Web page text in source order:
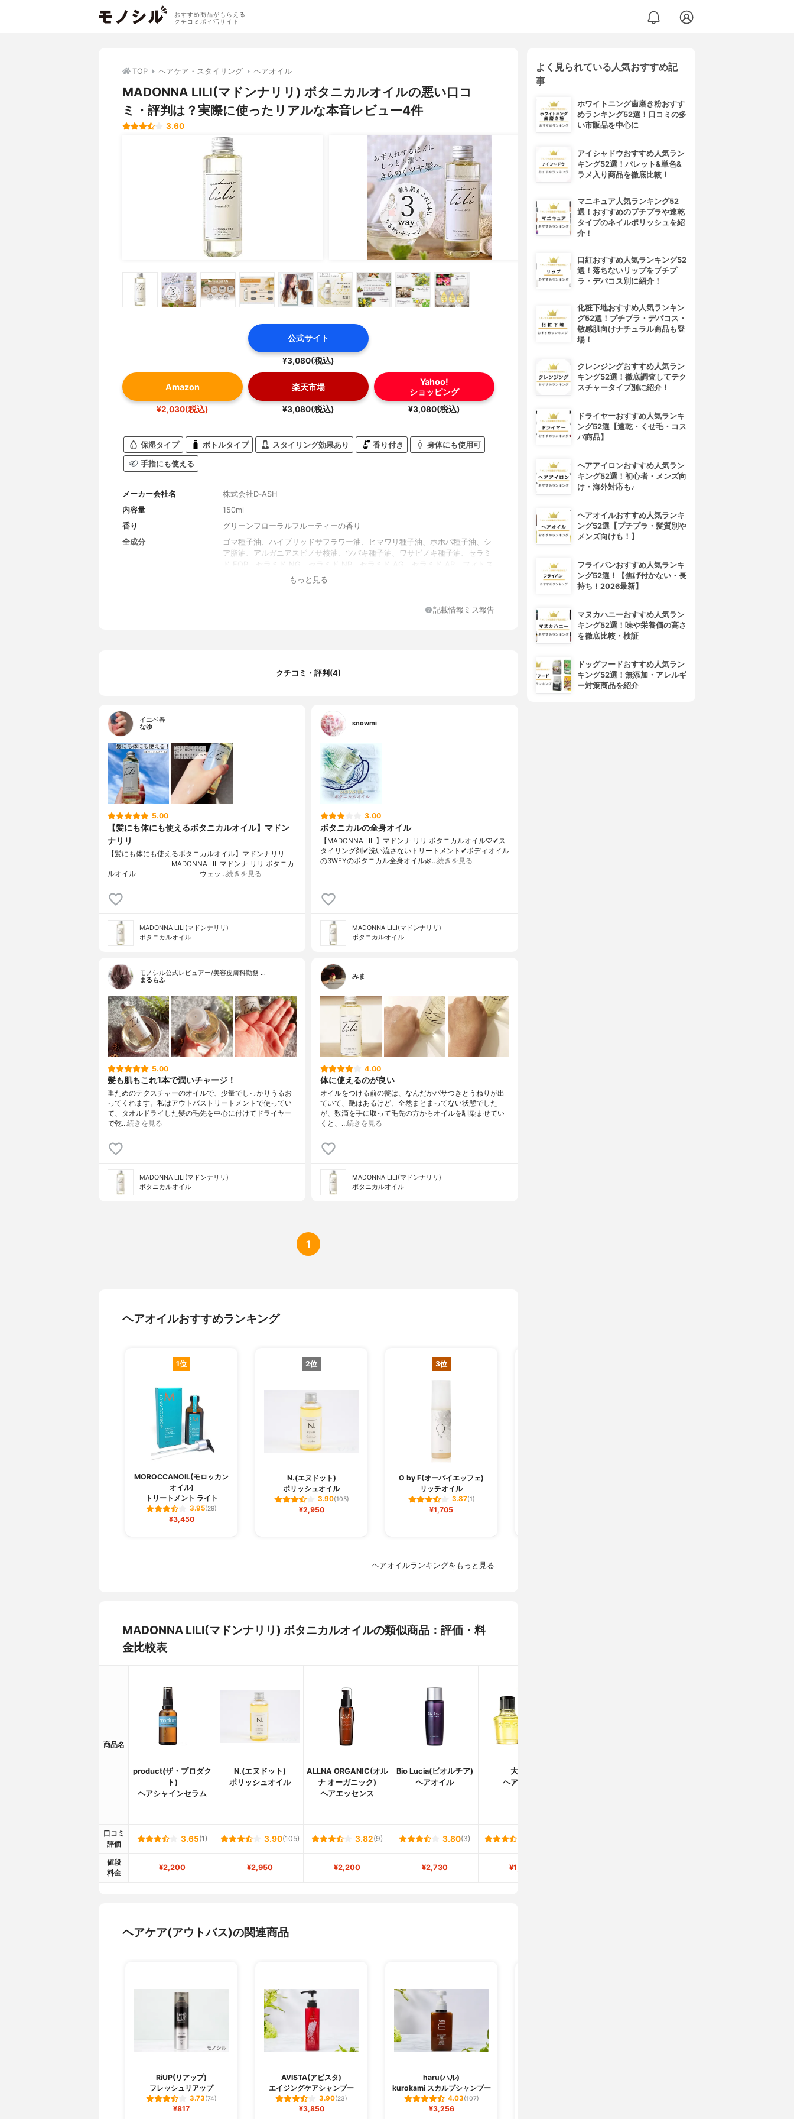
おすすめ商品がもらえる
クチコミポイ活サイト
TOP ヘアケア・スタイリング ヘアオイル
MADONNA LILI(マドンナリリ) ボタニカルオイルの悪い口コ
ミ・評判は？実際に使ったリアルな本音レビュー4件
3.60
公式サイト
¥3,080(税込)
Amazon
¥2,030(税込)
楽天市場
¥3,080(税込)
Yahoo!
ショッピング
¥3,080(税込)
保湿タイプ ボトルタイプ スタイリング効果あり 香り付き 身体にも使用可
手指にも使える
メーカー会社名
株式会社D‐ASH
内容量
150ml
香り
グリーンフローラルフルーティーの香り
全成分
ゴマ種子油、ハイブリッドサフラワー油、ヒマワリ種子油、ホホバ種子油、シ
ア脂油、アルガニアスピノサ核油、ツバキ種子油、ワサビノキ種子油、セラミ
ド EOP、セラミド NG、セラミド NP、セラミド AG、セラミド AP、フィトス
テロールズ、水添レシチン、トコフェロール、香料
もっと見る
記載情報ミス報告
クチコミ・評判(4)
イエベ春
なゆ
5.00
【髪にも体にも使えるボタニカルオイル】マドン
ナリリ
【髪にも体にも使えるボタニカルオイル】マドンナリリ
────────────MADONNA LILIマドンナ リリ ボタニカ
ルオイル────────────ウェッ…続きを見る
MADONNA LILI(マドンナリリ)
ボタニカルオイル
snowmi
3.00
ボタニカルの全身オイル
【MADONNA LILI】マドンナ リリ ボタニカルオイル♡✔︎ス
タイリング剤✔︎洗い流さないトリートメント✔︎ボディオイル
の3WEYのボタニカル全身オイル🌿…続きを見る
MADONNA LILI(マドンナリリ)
ボタニカルオイル
モノシル公式レビュアー/美容皮膚科勤務 …
まるもふ
5.00
髪も肌もこれ1本で潤いチャージ！
重ためのテクスチャーのオイルで、少量でしっかりうるお
ってくれます。私はアウトバストリートメントで使ってい
て、タオルドライした髪の毛先を中心に付けてドライヤー
で乾…続きを見る
MADONNA LILI(マドンナリリ)
ボタニカルオイル
みま
4.00
体に使えるのが良い
オイルをつける前の髪は、なんだかパサつきとうねりが出
ていて、艶はあるけど、全然まとまってない状態でした
が、数滴を手に取って毛先の方からオイルを馴染ませてい
くと、…続きを見る
MADONNA LILI(マドンナリリ)
ボタニカルオイル
1
ヘアオイルおすすめランキング
1位
MOROCCANOIL(モロッカン
オイル)
トリートメント ライト
3.95(29)
¥3,450
2位
N.(エヌドット)
ポリッシュオイル
3.90(105)
¥2,950
3位
O by F(オーバイエッフェ)
リッチオイル
3.87(1)
¥1,705
ヘアオイルランキングをもっと見る
MADONNA LILI(マドンナリリ) ボタニカルオイルの類似商品：評価・料
金比較表
商品名
product(ザ・プロダク
ト)
ヘアシャインセラム
N.(エヌドット)
ポリッシュオイル
ALLNA ORGANIC(オル
ナ オーガニック)
ヘアエッセンス
Bio Lucia(ビオルチア)
ヘアオイル
大島椿
ヘアオイル
口コミ
評価
3.65(1) 3.90(105) 3.82(9) 3.80(3)
値段
料金
¥2,200 ¥2,950 ¥2,200 ¥2,730 ¥1,040
ヘアケア(アウトバス)の関連商品
RiUP(リアップ)
フレッシュリアップ
3.73(74)
¥817
AVISTA(アビスタ)
エイジングケアシャンプー
3.90(23)
¥3,850
haru(ハル)
kurokami スカルプシャンプー
4.03(107)
¥3,256
よく見られている人気おすすめ記
事
ホワイトニング歯磨き粉おすす
めランキング52選！口コミの多
い市販品を中心に
アイシャドウおすすめ人気ラン
キング52選！パレット&単色&
ラメ入り商品を徹底比較！
マニキュア人気ランキング52
選！おすすめのプチプラや速乾
タイプのネイルポリッシュを紹
介！
口紅おすすめ人気ランキング52
選！落ちないリップをプチプ
ラ・デパコス別に紹介！
化粧下地おすすめ人気ランキン
グ52選！プチプラ・デパコス・
敏感肌向けナチュラル商品も登
場！
クレンジングおすすめ人気ラン
キング52選！徹底調査してテク
スチャータイプ別に紹介！
ドライヤーおすすめ人気ランキ
ング52選【速乾・くせ毛・コス
パ商品】
ヘアアイロンおすすめ人気ラン
キング52選！初心者・メンズ向
け・海外対応も♪
ヘアオイルおすすめ人気ランキ
ング52選【プチプラ・髪質別や
メンズ向けも！】
フライパンおすすめ人気ランキ
ング52選！【焦げ付かない・長
持ち！2026最新】
マヌカハニーおすすめ人気ラン
キング52選！味や栄養価の高さ
を徹底比較・検証
ドッグフードおすすめ人気ラン
キング52選！無添加・アレルギ
ー対策商品を紹介